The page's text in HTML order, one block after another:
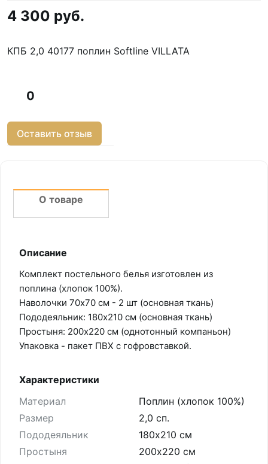
4 300 руб.
КПБ 2,0 40177 поплин Softline VILLATA
0
Оставить отзыв
О товаре
Описание
Комплект постельного белья изготовлен из
поплина (хлопок 100%).
Наволочки 70х70 см - 2 шт (основная ткань)
Пододеяльник: 180х210 см (основная ткань)
Простыня: 200х220 см (однотонный компаньон)
Упаковка - пакет ПВХ с гофровставкой.
Характеристики
Материал
Поплин (хлопок 100%)
Размер
2,0 сп.
Пододеяльник
180х210 см
Простыня
200х220 см